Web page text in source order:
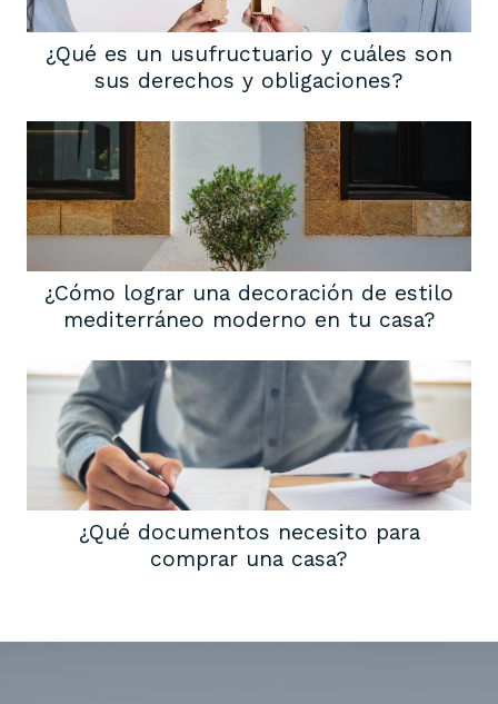
¿Qué es un usufructuario y cuáles son
sus derechos y obligaciones?
¿Cómo lograr una decoración de estilo
mediterráneo moderno en tu casa?
¿Qué documentos necesito para
comprar una casa?